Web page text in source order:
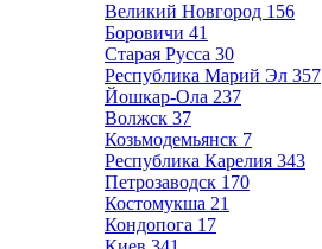
Великий Новгород 156
Боровичи 41
Старая Русса 30
Республика Марий Эл 357
Йошкар-Ола 237
Волжск 37
Козьмодемьянск 7
Республика Карелия 343
Петрозаводск 170
Костомукша 21
Кондопога 17